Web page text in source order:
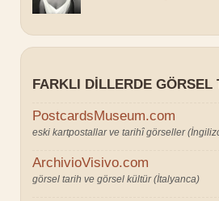
FARKLI DILLERDE GÖRSEL
PostcardsMuseum.com
eski kartpostallar ve tarihî görseller
ArchivioVisivo.com
görsel tarih ve görsel kültür (İtalyanca)